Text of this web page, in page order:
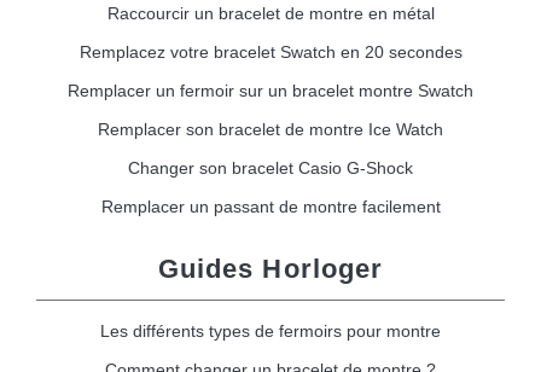
Raccourcir un bracelet de montre en métal
Remplacez votre bracelet Swatch en 20 secondes
Remplacer un fermoir sur un bracelet montre Swatch
Remplacer son bracelet de montre Ice Watch
Changer son bracelet Casio G-Shock
Remplacer un passant de montre facilement
Guides Horloger
Les différents types de fermoirs pour montre